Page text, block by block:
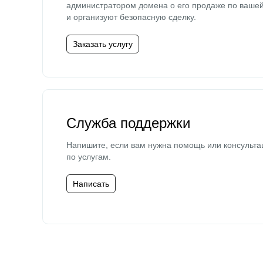
администратором домена о его продаже по
и организуют безопасную сделку.
Заказать услугу
Служба поддержки
Напишите, если вам нужна помощь или
по услугам.
Написать